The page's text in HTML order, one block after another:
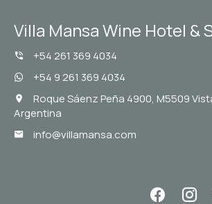
Villa Mansa Wine Hotel &
+54 261 369 4034
+54 9 261 369 4034
Roque Sáenz Peña 4900, M5509
Argentina
info@villamansa.com